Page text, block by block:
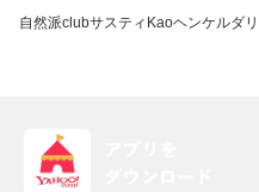
自然派clubサスティ Kaoヘンケルダ